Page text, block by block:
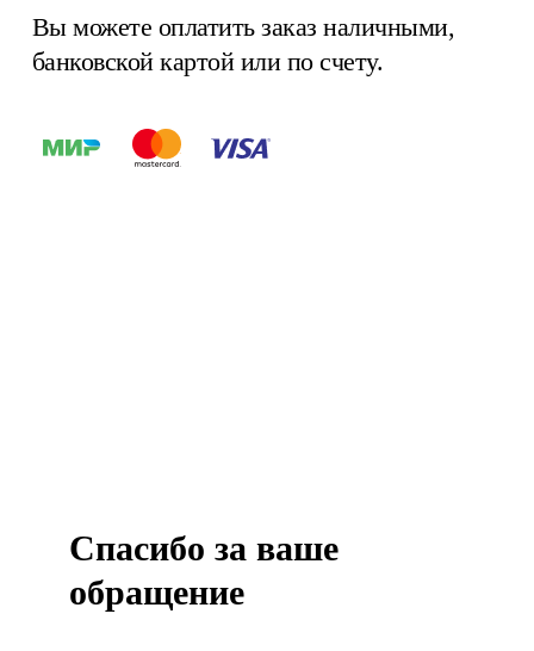
Вы можете оплатить заказ наличными,
банковской картой или по счету.
Спасибо за ваше
обращение